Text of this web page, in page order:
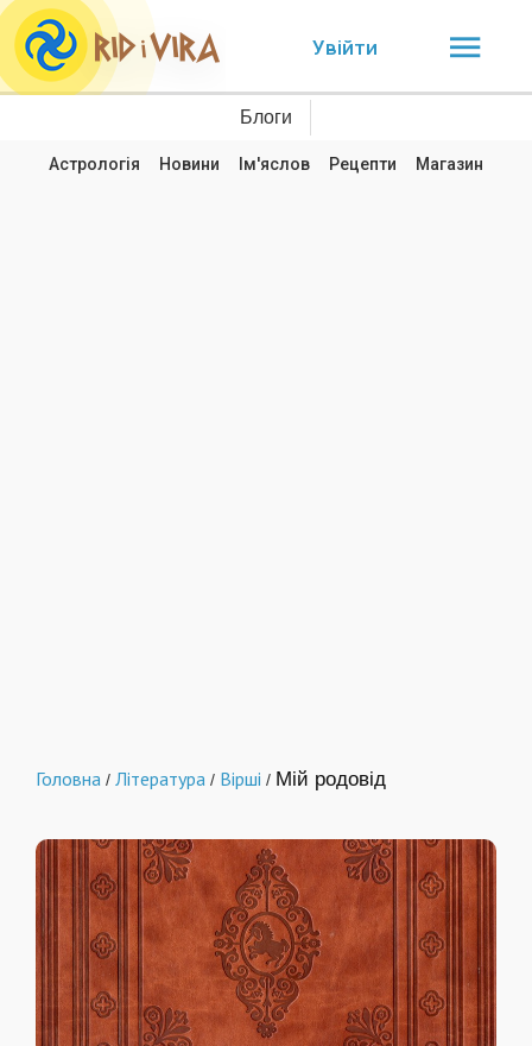
Увійти
Блоги
Астрологія Новини Ім'яслов Рецепти Магазин
Головна / Література / Вірші / Мій родовід